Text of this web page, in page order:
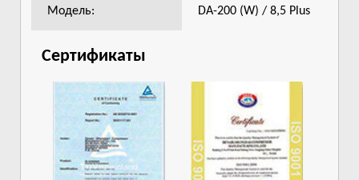
Модель:
DA-200 (W) / 8,5 Plus
Сертификаты